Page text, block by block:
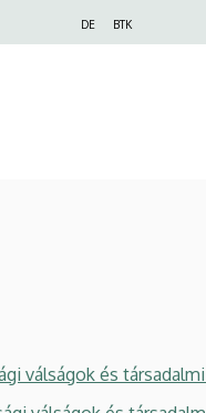
DE BTK
válságok és